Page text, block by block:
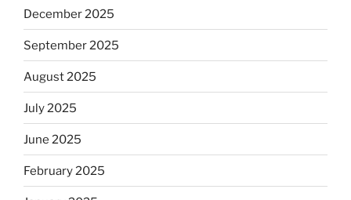
December 2025
September 2025
August 2025
July 2025
June 2025
February 2025